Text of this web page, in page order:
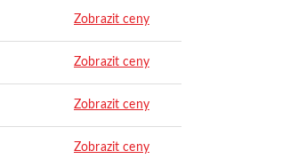
Zobrazit ceny
Zobrazit ceny
Zobrazit ceny
Zobrazit ceny